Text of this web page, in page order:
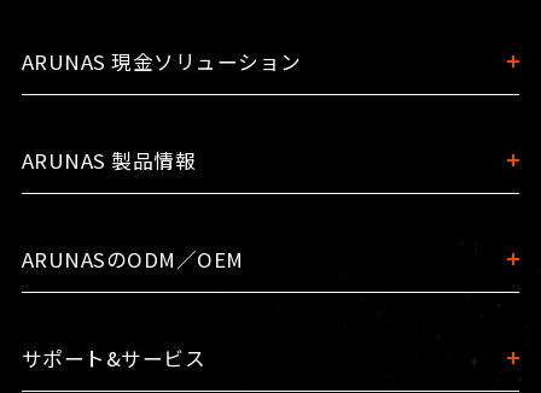
ARUNAS 現金ソリューション
ARUNAS 製品情報
ARUNASのODM／OEM
サポート&サービス